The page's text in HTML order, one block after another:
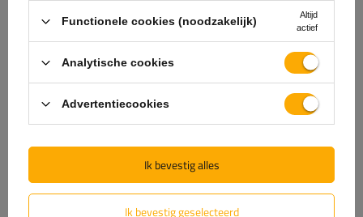
de fabrikant
GARANTIE OP KWALITEIT EN AUTHENTICITEIT
koopt, kiest u ervoor om
rechtstreeks bij de fabrikant te kopen. U bent er
100% zeker van dat het product origineel is en dat
de transactie volledig veilig is. Wij ontwerpen en
bouwen onze aanhangwagens zelf, daarom bieden
wij u volledige technische ondersteuning en
constante toegang tot originele reserveonderdelen.
Functionele cookies (noodzakelijk)
Altijd
actief
Analytische cookies
Advertentiecookies
Ik bevestig geselecteerd
Ik bevestig alles